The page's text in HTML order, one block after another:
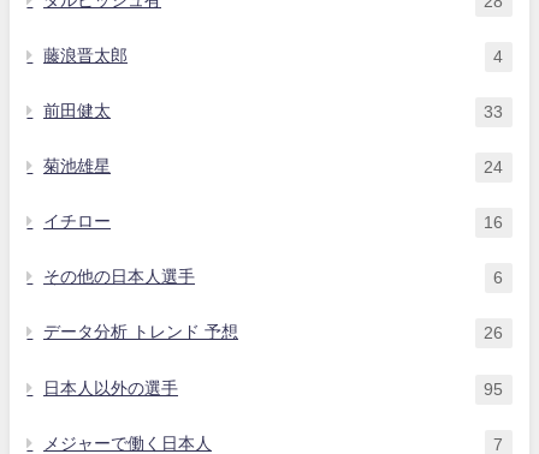
藤浪晋太郎 4
前田健太 33
菊池雄星 24
イチロー 16
その他の日本人選手 6
データ分析 トレンド 予想 26
日本人以外の選手 95
メジャーで働く日本人 7